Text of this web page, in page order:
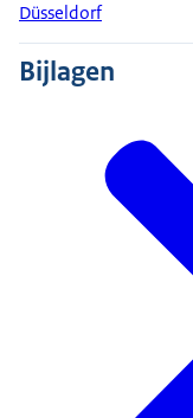
Düsseldorf
Bijlagen